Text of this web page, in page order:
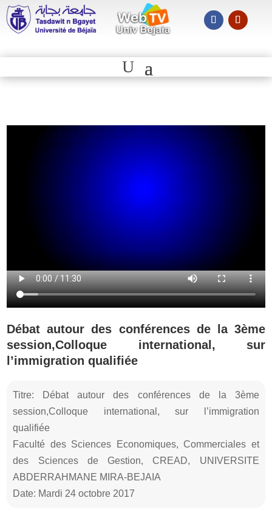
Débat autour des conférences de la 3ème
session,Colloque international, sur
l’immigration qualifiée
Titre: Débat autour des conférences de la 3ème
session,Colloque international, sur l’immigration
qualifiée
Faculté des Sciences Economiques, Commerciales et
des Sciences de Gestion, CREAD, UNIVERSITE
ABDERRAHMANE MIRA-BEJAIA
Date: Mardi 24 octobre 2017